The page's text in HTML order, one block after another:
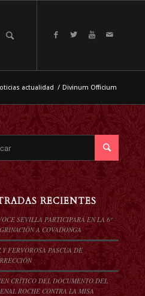
actualidad / Divinum Officium
RECIENTES
SEVILLA PARTICIPARÁ EN LA 6º
A COVADONGA
FERVOROSA PASCUA DE
CRÍTICO DEL DOCUMENTO DEL
ROCHE CONTRA LA MISA